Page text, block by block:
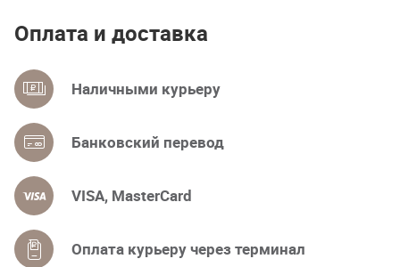
Оплата и доставка
Наличными курьеру
Банковский перевод
VISA, MasterCard
Оплата курьеру через терминал